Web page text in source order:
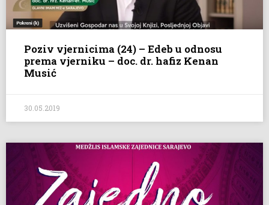
Poziv vjernicima (24) – Edeb u odnosu
prema vjerniku – doc. dr. hafiz Kenan
Musić
30.05.2019